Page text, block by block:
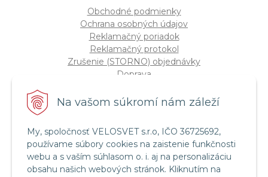
Na vašom súkromí nám záleží
My, spoločnosť VELOSVET s.r.o, IČO 36725692,
používame súbory cookies na zaistenie funkčnosti
webu a s vaším súhlasom o. i. aj na personalizáciu
obsahu našich webových stránok. Kliknutím na
Obchodné podmienky
Ochrana osobných údajov
Reklamačný poriadok
Reklamačný protokol
Zrušenie (STORNO) objednávky
Doprava
Štatút súťaže "Vianoce 2025"
Servis a služby
Servis bicyklov a elektrobicyklov
Retül Bike Fit